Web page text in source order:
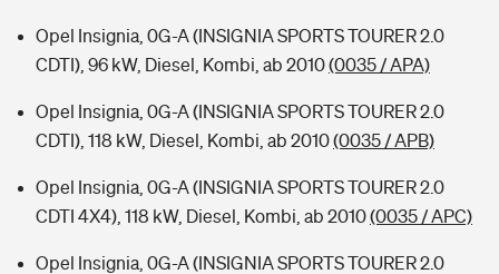
Opel Insignia, 0G-A (INSIGNIA SPORTS TOURER 2.0
CDTI), 96 kW, Diesel, Kombi, ab 2010(0035 / APA)
Opel Insignia, 0G-A (INSIGNIA SPORTS TOURER 2.0
CDTI), 118 kW, Diesel, Kombi, ab 2010(0035 / APB)
Opel Insignia, 0G-A (INSIGNIA SPORTS TOURER 2.0
CDTI 4X4), 118 kW, Diesel, Kombi, ab 2010(0035 / APC)
Opel Insignia, 0G-A (INSIGNIA SPORTS TOURER 2.0